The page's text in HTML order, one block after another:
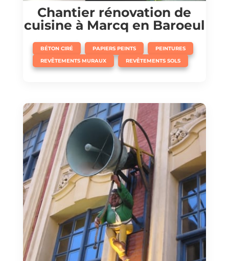
Chantier rénovation de
cuisine à Marcq en Baroeul
BÉTON CIRÉ
,
PAPIERS PEINTS
,
PEINTURES
,
REVÊTEMENTS MURAUX
,
REVÊTEMENTS SOLS